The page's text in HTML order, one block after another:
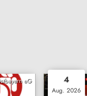
eG 4
Aug. 2026